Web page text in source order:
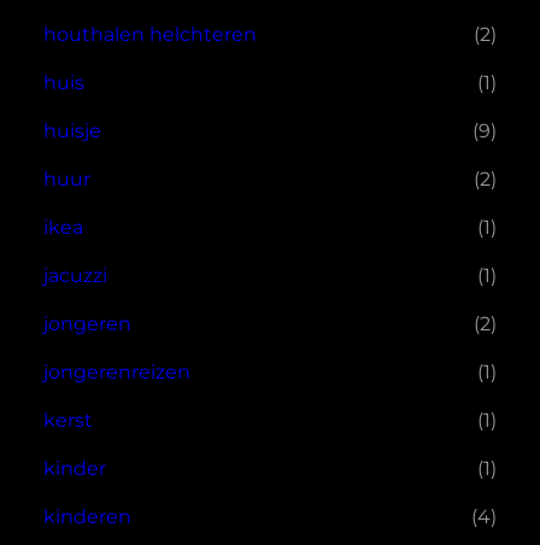
houthalen helchteren (2)
huis (1)
huisje (9)
huur (2)
ikea (1)
jacuzzi (1)
jongeren (2)
jongerenreizen (1)
kerst (1)
kinder (1)
kinderen (4)